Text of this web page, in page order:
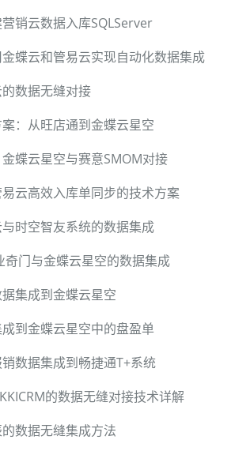
销云数据入库SQLServer
蝶云和管易云实现自动化数据集成
数据无缝对接
：从旺店通到金蝶云星空
蝶云星空与赛意SMOM对接
云高效入库单同步的技术方案
时空智友系统的数据集成
奇门与金蝶云星空的数据集成
集成到金蝶云星空
到金蝶云星空中的盘盈单
数据集成到畅捷通T+系统
的数据无缝对接技术详解
数据无缝集成方法